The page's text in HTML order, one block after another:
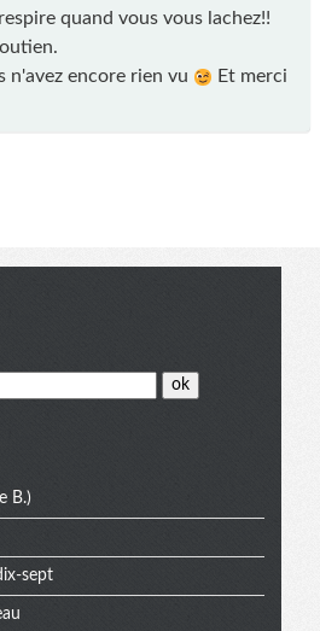
quand vous vous lachez!!
n'avez encore rien vu
Et merci
B.)
sept